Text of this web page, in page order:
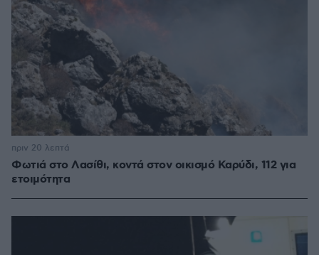
Φωτιά στο Λασίθι, κοντά στον οικισμό Καρύδι, 112 για
ετοιμότητα
πριν 20 λεπτά